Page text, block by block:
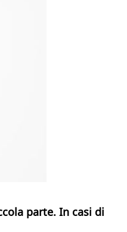
parte. In casi di